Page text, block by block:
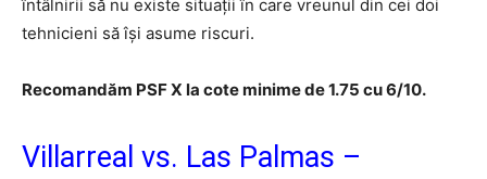
întâlnirii să nu existe situații în care vreunul din cei doi
tehnicieni să își asume riscuri.
Recomandăm PSF X la cote minime de 1.75 cu 6/10.
Villarreal vs. Las Palmas –